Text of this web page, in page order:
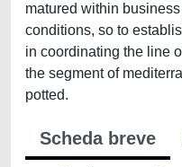
matured within
conditions, so to
in coordinating the line
the segment of
potted.
Scheda breve